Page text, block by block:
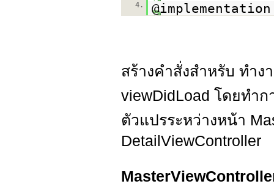
4.
สร้างคำสั่งสำหรับ ทำง
viewDidLoad โดยทำก
ตัวแปรระหว่างหน้า
DetailViewController